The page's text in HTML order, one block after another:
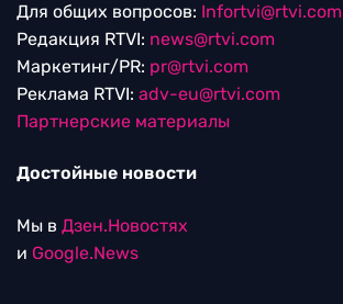
Для общих вопросов: Infortvi@rtvi.com
Редакция RTVI: news@rtvi.com
Маркетинг/PR: pr@rtvi.com
Реклама RTVI: adv-eu@rtvi.com
Партнерские материалы
Достойные новости
Мы в Дзен.Новостях
и Google.News